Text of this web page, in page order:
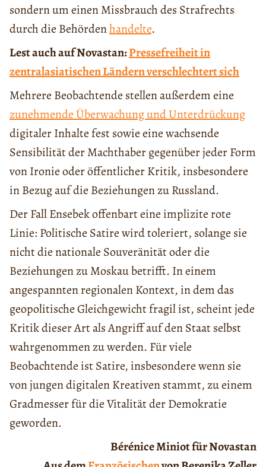
sondern um einen Missbrauch des Strafrechts
durch die Behördenhandelte.
Lest auch auf Novastan:Pressefreiheit in
zentralasiatischen Ländern verschlechtert sich
Mehrere Beobachtende stellen außerdem eine
zunehmende Überwachung und Unterdrückung
digitaler Inhalte fest sowie eine wachsende
Sensibilität der Machthaber gegenüber jeder Form
von Ironie oder öffentlicher Kritik, insbesondere
in Bezug auf die Beziehungen zu Russland.
Der Fall Ensebek offenbart eine implizite rote
Linie: Politische Satire wird toleriert, solange sie
nicht die nationale Souveränität oder die
Beziehungen zu Moskau betrifft. In einem
angespannten regionalen Kontext, in dem das
geopolitische Gleichgewicht fragil ist, scheint jede
Kritik dieser Art als Angriff auf den Staat selbst
wahrgenommen zu werden. Für viele
Beobachtende ist Satire, insbesondere wenn sie
von jungen digitalen Kreativen stammt, zu einem
Gradmesser für die Vitalität der Demokratie
geworden.
Bérénice Miniot für Novastan